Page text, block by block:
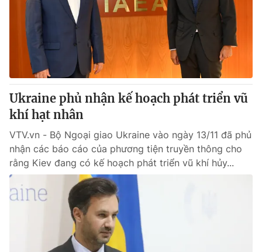
Ukraine phủ nhận kế hoạch phát triển vũ
khí hạt nhân
VTV.vn - Bộ Ngoại giao Ukraine vào ngày 13/11 đã phủ
nhận các báo cáo của phương tiện truyền thông cho
rằng Kiev đang có kế hoạch phát triển vũ khí hủy...